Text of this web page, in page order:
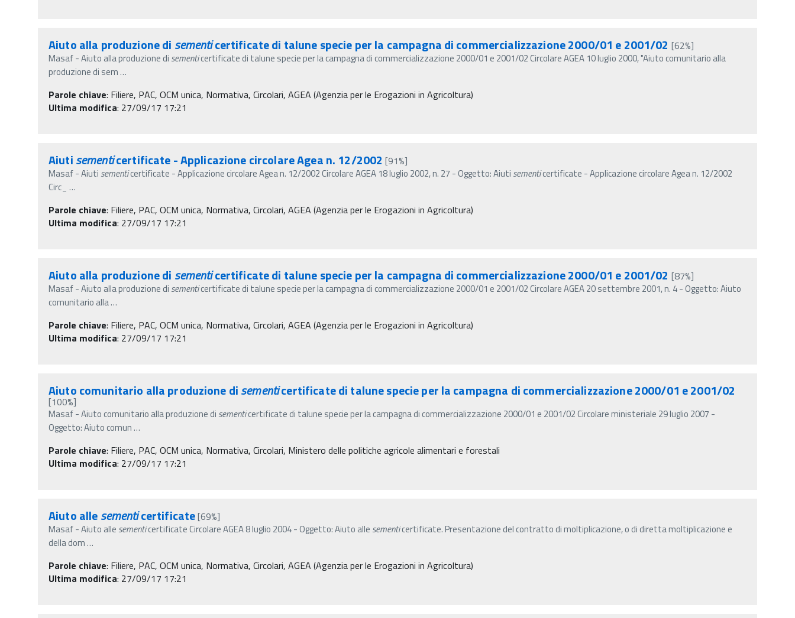
Aiuto alla produzione di sementicertificate di talune specie per la campagna di commercializzazione 2000/01 e 2001/02 [62%]
Masaf - Aiuto alla produzione di sementicertificate di talune specie per la campagna di commercializzazione 2000/01 e 2001/02 Circolare AGEA 10 luglio 2000, "Aiuto comunitario alla
produzione di sem…
Parole chiave: Filiere, PAC, OCM unica, Normativa, Circolari, AGEA (Agenzia per le Erogazioni in Agricoltura)
Ultima modifica: 27/09/17 17:21
Aiutisementicertificate - Applicazione circolare Agea n. 12/2002 [91%]
Masaf - Aiuti sementicertificate - Applicazione circolare Agea n. 12/2002 Circolare AGEA 18 luglio 2002, n. 27 - Oggetto: Aiuti sementicertificate - Applicazione circolare Agea n. 12/2002
Circ_ …
Parole chiave: Filiere, PAC, OCM unica, Normativa, Circolari, AGEA (Agenzia per le Erogazioni in Agricoltura)
Ultima modifica: 27/09/17 17:21
Aiuto alla produzione di sementicertificate di talune specie per la campagna di commercializzazione 2000/01 e 2001/02 [87%]
Masaf - Aiuto alla produzione di sementicertificate di talune specie per la campagna di commercializzazione 2000/01 e 2001/02 Circolare AGEA 20 settembre 2001, n. 4 - Oggetto: Aiuto
comunitario alla…
Parole chiave: Filiere, PAC, OCM unica, Normativa, Circolari, AGEA (Agenzia per le Erogazioni in Agricoltura)
Ultima modifica: 27/09/17 17:21
Aiuto comunitario alla produzione disementicertificate di talune specie per la campagna di commercializzazione 2000/01 e 2001/02
[100%]
Masaf - Aiuto comunitario alla produzione di sementicertificate di talune specie per la campagna di commercializzazione 2000/01 e 2001/02 Circolare ministeriale 29 luglio 2007 -
Oggetto: Aiuto comun…
Parole chiave: Filiere, PAC, OCM unica, Normativa, Circolari, Ministero delle politiche agricole alimentari e forestali
Ultima modifica: 27/09/17 17:21
Aiuto allesementicertificate[69%]
Masaf - Aiuto alle sementicertificate Circolare AGEA 8 luglio 2004 - Oggetto: Aiuto alle sementicertificate. Presentazione del contratto di moltiplicazione, o di diretta moltiplicazione e
della dom…
Parole chiave: Filiere, PAC, OCM unica, Normativa, Circolari, AGEA (Agenzia per le Erogazioni in Agricoltura)
Ultima modifica: 27/09/17 17:21